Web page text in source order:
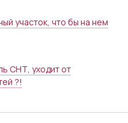
участок, что бы на нем
СНТ, уходит от
?!